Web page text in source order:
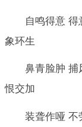
自鸣得意
象环生
鼻青脸肿 捕
恨交加
装聋作哑 不